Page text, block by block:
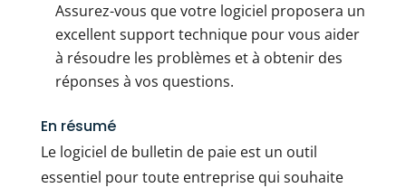
Assurez-vous que votre logiciel proposera un
excellent support technique pour vous aider
à résoudre les problèmes et à obtenir des
réponses à vos questions.
En résumé
Le logiciel de bulletin de paie est un outil
essentiel pour toute entreprise qui souhaite